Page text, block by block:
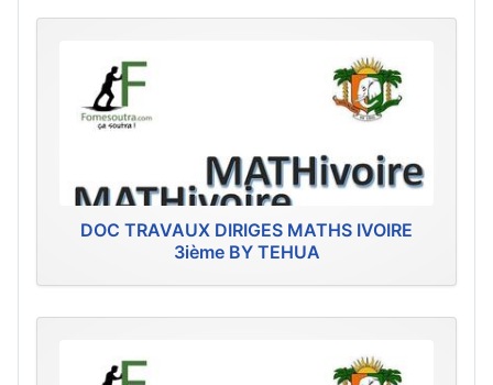
DOC TRAVAUX DIRIGES MATHS IVOIRE
3ième BY TEHUA